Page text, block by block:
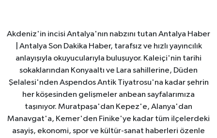
Akdeniz'in incisi Antalya'nın nabzını tutan Antalya Haber
| Antalya Son Dakika Haber, tarafsız ve hızlı yayıncılık
anlayışıyla okuyucularıyla buluşuyor. Kaleiçi'nin tarihi
sokaklarından Konyaaltı ve Lara sahillerine, Düden
Şelalesi'nden Aspendos Antik Tiyatrosu'na kadar şehrin
her köşesinden gelişmeler anbean sayfalarımıza
taşınıyor. Muratpaşa'dan Kepez'e, Alanya'dan
Manavgat'a, Kemer'den Finike'ye kadar tüm ilçelerdeki
asayiş, ekonomi, spor ve kültür-sanat haberleri özenle